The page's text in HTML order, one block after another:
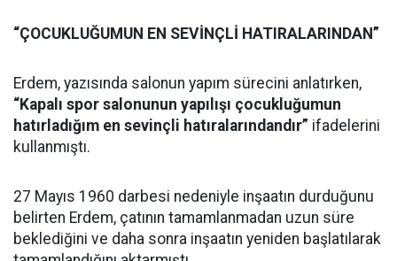
“ÇOCUKLUĞUMUN EN SEVİNÇLİ HATIRALARINDAN”
Erdem, yazısında salonun yapım sürecini anlatırken,
“Kapalı spor salonunun yapılışı çocukluğumun
hatırladığım en sevinçli hatıralarındandır” ifadelerini
kullanmıştı.
27 Mayıs 1960 darbesi nedeniyle inşaatın durduğunu
belirten Erdem, çatının tamamlanmadan uzun süre
beklediğini ve daha sonra inşaatın yeniden başlatılarak